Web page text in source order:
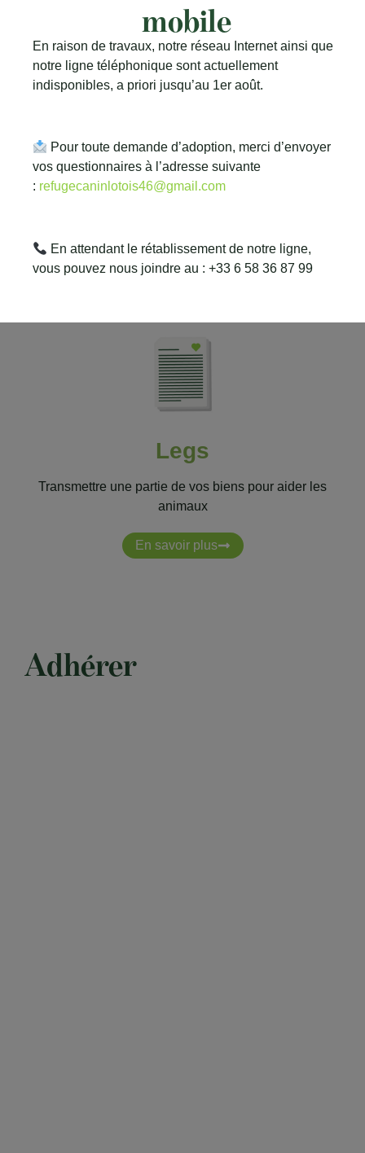
commerces et espaces publiques
L'imprimer
Ateliers créatifs
Confectionner des objets à vendre sur les stands
Legs
Transmettre une partie de vos biens pour aider les
animaux
En savoir plus
Adhérer
mobile
En raison de travaux, notre réseau Internet ainsi que
notre ligne téléphonique sont actuellement
indisponibles, a priori jusqu’au 1er août.
Pour toute demande d’adoption, merci d’envoyer
vos questionnaires à l’adresse suivante
: refugecaninlotois46@gmail.com
En attendant le rétablissement de notre ligne,
vous pouvez nous joindre au : +33 6 58 36 87 99